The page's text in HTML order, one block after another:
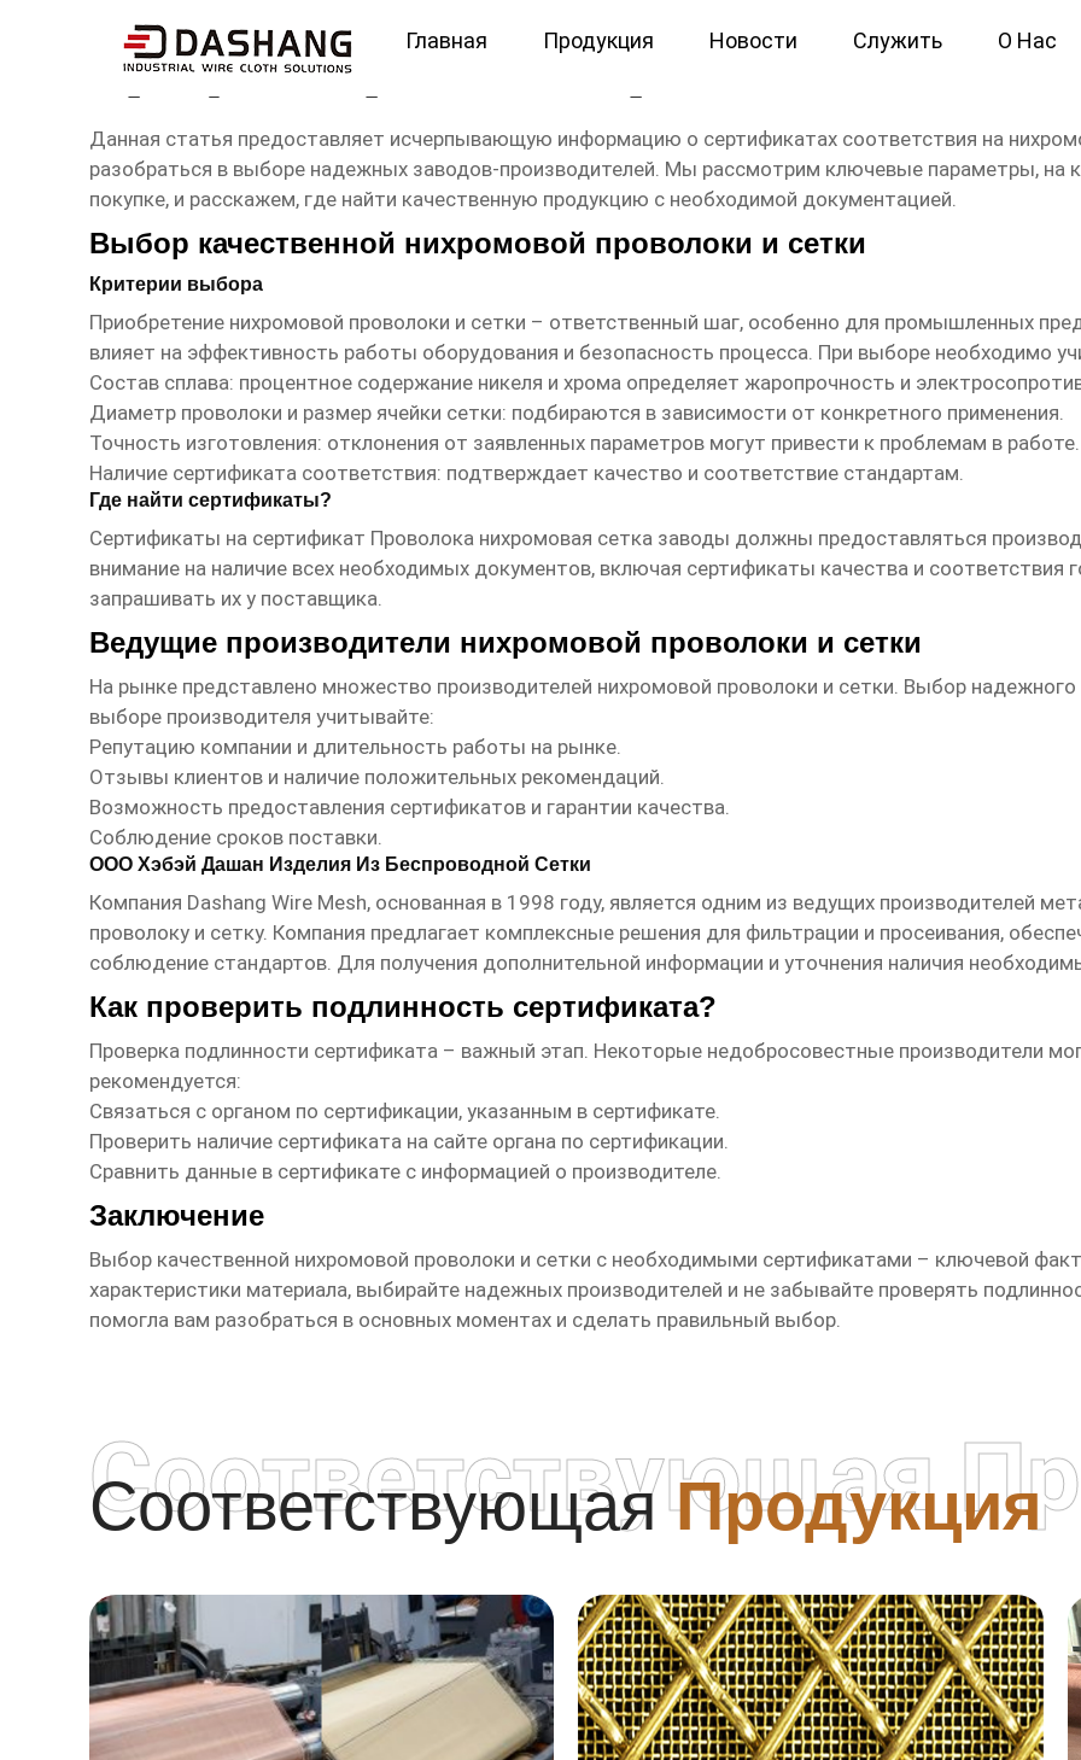
Главная Продукция Новости Служить О Нас
сертификат Проволока нихромовая сетка заводы
Данная статья предоставляет исчерпывающую информацию о сертификатах соответствия на
разобраться в выборе надежных заводов-производителей. Мы рассмотрим ключевые параметры, на
покупке, и расскажем, где найти качественную продукцию с необходимой документацией.
Выбор качественной нихромовой проволоки и сетки
Критерии выбора
Приобретение нихромовой проволоки и сетки – ответственный шаг, особенно для промышленных
влияет на эффективность работы оборудования и безопасность процесса. При выборе необходимо
Состав сплава: процентное содержание никеля и хрома определяет жаропрочность и
Диаметр проволоки и размер ячейки сетки: подбираются в зависимости от конкретного применения.
Точность изготовления: отклонения от заявленных параметров могут привести к проблемам в работе.
Наличие сертификата соответствия: подтверждает качество и соответствие стандартам.
Где найти сертификаты?
Сертификаты на сертификат Проволока нихромовая сетка заводы должны предоставляться
внимание на наличие всех необходимых документов, включая сертификаты качества и соответствия
запрашивать их у поставщика.
Ведущие производители нихромовой проволоки и сетки
На рынке представлено множество производителей нихромовой проволоки и сетки. Выбор надежного
выборе производителя учитывайте:
Репутацию компании и длительность работы на рынке.
Отзывы клиентов и наличие положительных рекомендаций.
Возможность предоставления сертификатов и гарантии качества.
Соблюдение сроков поставки.
ООО Хэбэй Дашан Изделия Из Беспроводной Сетки
Компания Dashang Wire Mesh, основанная в 1998 году, является одним из ведущих производителей
проволоку и сетку. Компания предлагает комплексные решения для фильтрации и просеивания,
соблюдение стандартов. Для получения дополнительной информации и уточнения наличия
Как проверить подлинность сертификата?
Проверка подлинности сертификата – важный этап. Некоторые недобросовестные производители
рекомендуется:
Связаться с органом по сертификации, указанным в сертификате.
Проверить наличие сертификата на сайте органа по сертификации.
Сравнить данные в сертификате с информацией о производителе.
Заключение
Выбор качественной нихромовой проволоки и сетки с необходимыми сертификатами – ключевой
характеристики материала, выбирайте надежных производителей и не забывайте проверять
помогла вам разобраться в основных моментах и сделать правильный выбор.
СоответствующаяПродукция
Соответствующая